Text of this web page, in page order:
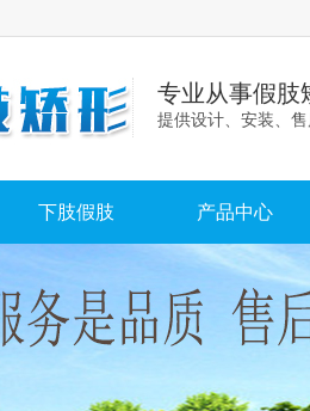
专业从事假肢
提供设计、安装、
下肢假肢 产品中心